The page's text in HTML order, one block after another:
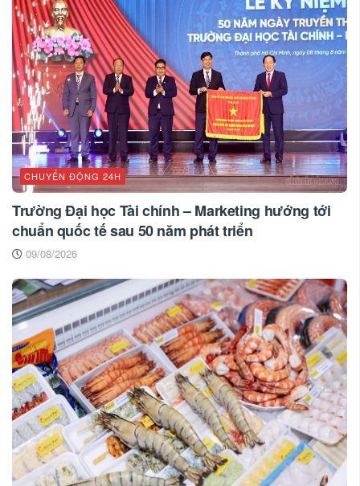
CHUYỂN ĐỘNG 24H
Trường Đại học Tài chính – Marketing hướng tới
chuẩn quốc tế sau 50 năm phát triển
09/08/2026